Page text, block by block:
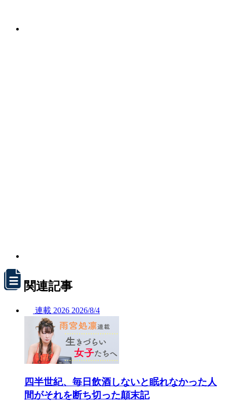
関連記事
連載 2026 2026/8/4
四半世紀、毎日飲酒しないと眠れなかった人
間がそれを断ち切った顛末記